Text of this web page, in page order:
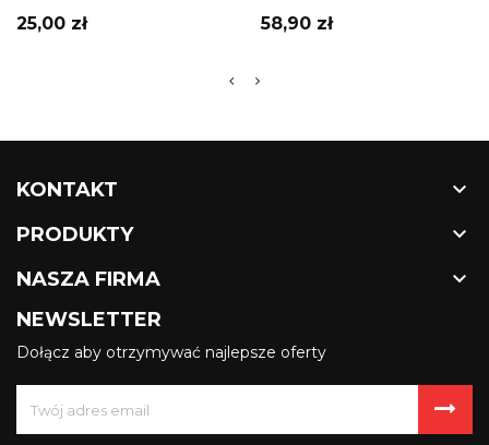
Cena
25,00 zł Cena
58,90 zł
KONTAKT 
PRODUKTY 
NASZA FIRMA 
NEWSLETTER
Dołącz aby otrzymywać najlepsze oferty